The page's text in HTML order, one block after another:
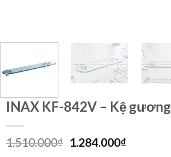
INAX KF-842V – Kệ gương
1.510.000₫ Giá
1.284.000₫Giá